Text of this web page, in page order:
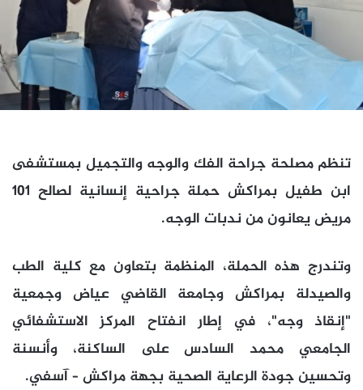
تنظم مصلحة جراحة الفك والوجه والتجميل بمستشفى
ابن طفيل بمراكش حملة جراحية إنسانية لصالح 101
مريض يعانون من ندبات الوجه.
وتندرج هذه الحملة، المنظمة بتعاون مع كلية الطب
والصيدلة بمراكش وجامعة القاضي عياض وجمعية
"إنقاذ وجه"، في إطار انفتاح المركز الاستشفائي
الجامعي محمد السادس على الساكنة، وأنسنة
وتحسين جودة الرعاية الصحية بجهة مراكش – آسفي.